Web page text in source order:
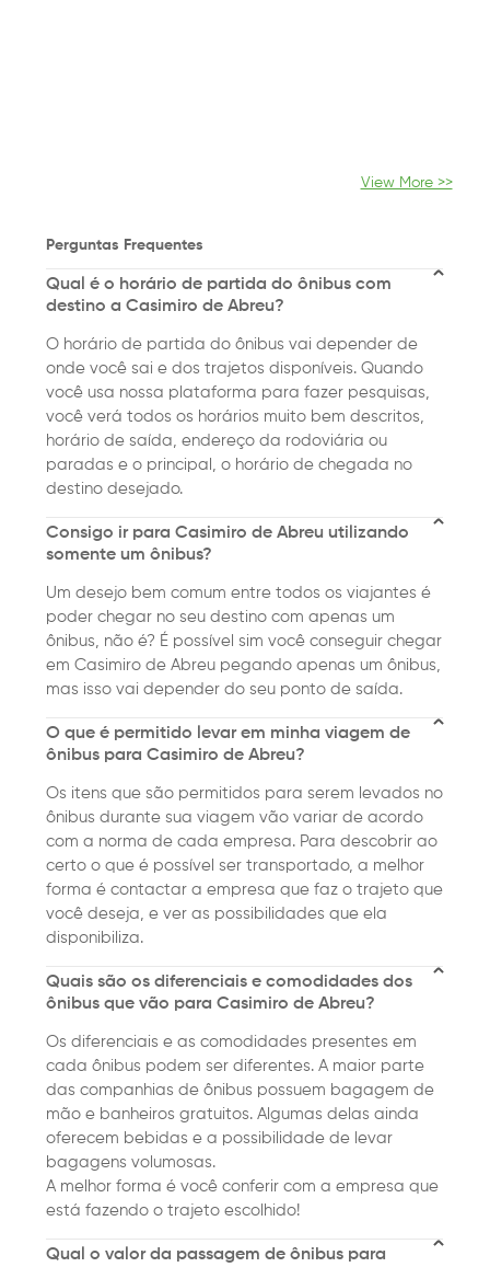
View More >>
Perguntas Frequentes
Qual é o horário de partida do ônibus com
destino a Casimiro de Abreu?
O horário de partida do ônibus vai depender de
onde você sai e dos trajetos disponíveis. Quando
você usa nossa plataforma para fazer pesquisas,
você verá todos os horários muito bem descritos,
horário de saída, endereço da rodoviária ou
paradas e o principal, o horário de chegada no
destino desejado.
Consigo ir para Casimiro de Abreu utilizando
somente um ônibus?
Um desejo bem comum entre todos os viajantes é
poder chegar no seu destino com apenas um
ônibus, não é? É possível sim você conseguir chegar
em Casimiro de Abreu pegando apenas um ônibus,
mas isso vai depender do seu ponto de saída.
O que é permitido levar em minha viagem de
ônibus para Casimiro de Abreu?
Os itens que são permitidos para serem levados no
ônibus durante sua viagem vão variar de acordo
com a norma de cada empresa. Para descobrir ao
certo o que é possível ser transportado, a melhor
forma é contactar a empresa que faz o trajeto que
você deseja, e ver as possibilidades que ela
disponibiliza.
Quais são os diferenciais e comodidades dos
ônibus que vão para Casimiro de Abreu?
Os diferenciais e as comodidades presentes em
cada ônibus podem ser diferentes. A maior parte
das companhias de ônibus possuem bagagem de
mão e banheiros gratuitos. Algumas delas ainda
oferecem bebidas e a possibilidade de levar
bagagens volumosas.
A melhor forma é você conferir com a empresa que
está fazendo o trajeto escolhido!
Qual o valor da passagem de ônibus para